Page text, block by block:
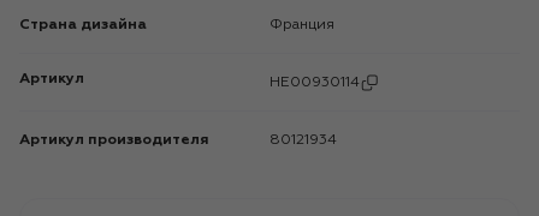
Страна дизайна Франция
Артикул HE00930114
Артикул производителя 80121934